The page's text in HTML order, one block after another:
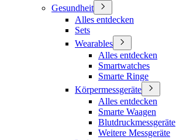
Gesundheit
Alles entdecken
Sets
Wearables
Alles entdecken
Smartwatches
Smarte Ringe
Körpermessgeräte
Alles entdecken
Smarte Waagen
Blutdruckmessgeräte
Weitere Messgeräte